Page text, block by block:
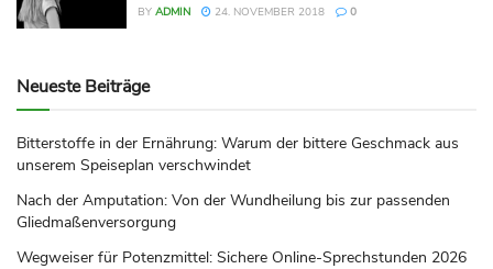
BY ADMIN 24. NOVEMBER 2018 0
Neueste Beiträge
Bitterstoffe in der Ernährung: Warum der bittere Geschmack aus
unserem Speiseplan verschwindet
Nach der Amputation: Von der Wundheilung bis zur passenden
Gliedmaßenversorgung
Wegweiser für Potenzmittel: Sichere Online-Sprechstunden 2026